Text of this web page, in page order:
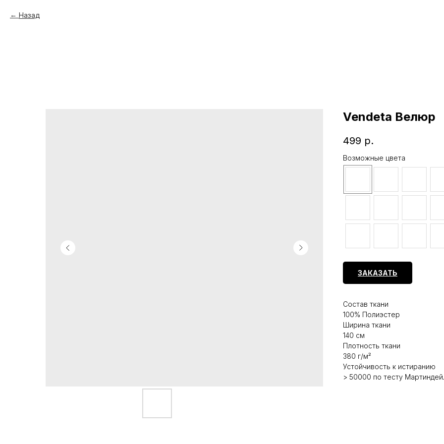
Назад
Vendeta Велюр
499 р.
Возможные цвета
ЗАКАЗАТЬ
Состав ткани
100% Полиэстер
Ширина ткани
140 см
Плотность ткани
380 г/м²
Устойчивость к истиранию
> 50000 по тесту